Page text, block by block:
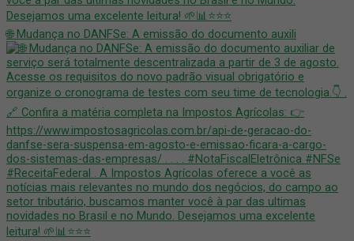
🌐 Mudança no DANFSe: A emissão do documento auxili